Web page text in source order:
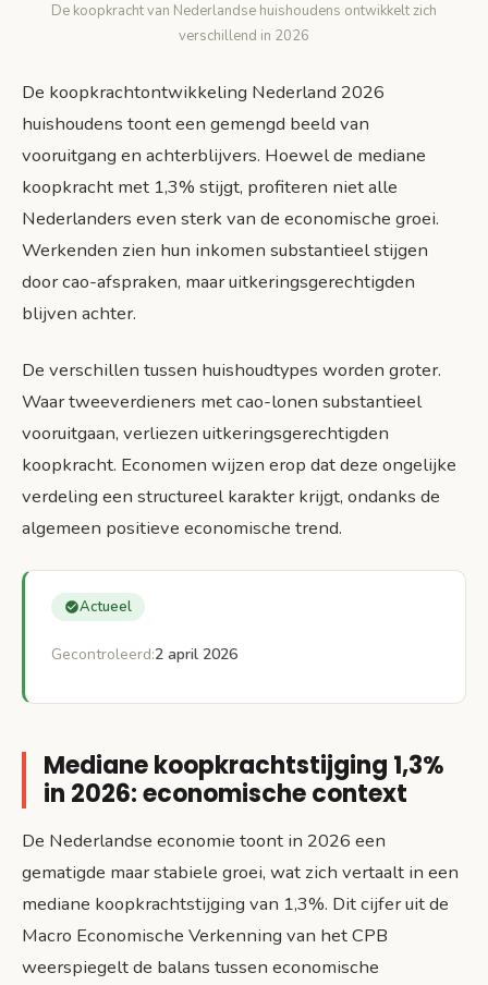
Langetermijnperspectief en risico’s
Kwetsbaarheid voor externe schokken
Structurele uitdagingen
Conclusie en actiepunten voor huishoudens
Belangrijkste bevindingen
Actiepunten voor huishoudens
Bronnen
De koopkracht van Nederlandse huishoudens ontwikkelt zich
verschillend in 2026
De koopkrachtontwikkeling Nederland 2026
huishoudens toont een gemengd beeld van
vooruitgang en achterblijvers. Hoewel de mediane
koopkracht met 1,3% stijgt, profiteren niet alle
Nederlanders even sterk van de economische groei.
Werkenden zien hun inkomen substantieel stijgen
door cao-afspraken, maar uitkeringsgerechtigden
blijven achter.
De verschillen tussen huishoudtypes worden groter.
Waar tweeverdieners met cao-lonen substantieel
vooruitgaan, verliezen uitkeringsgerechtigden
koopkracht. Economen wijzen erop dat deze ongelijke
verdeling een structureel karakter krijgt, ondanks de
algemeen positieve economische trend.
Actueel
Gecontroleerd:2 april 2026
Mediane koopkrachtstijging 1,3%
in 2026: economische context
De Nederlandse economie toont in 2026 een
gematigde maar stabiele groei, wat zich vertaalt in een
mediane koopkrachtstijging van 1,3%. Dit cijfer uit de
Macro Economische Verkenning van het CPB
weerspiegelt de balans tussen economische